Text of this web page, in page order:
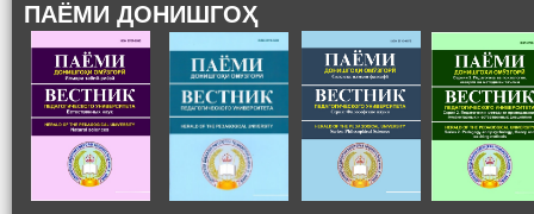
ПАЁМИ ДОНИШГОҲ